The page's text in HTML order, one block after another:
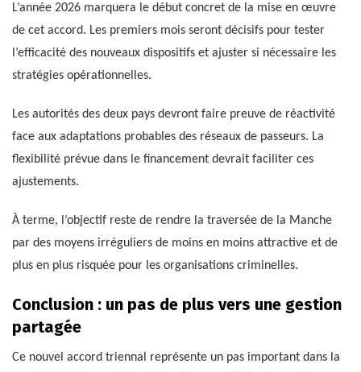
L’année 2026 marquera le début concret de la mise en œuvre
de cet accord. Les premiers mois seront décisifs pour tester
l’efficacité des nouveaux dispositifs et ajuster si nécessaire les
stratégies opérationnelles.
Les autorités des deux pays devront faire preuve de réactivité
face aux adaptations probables des réseaux de passeurs. La
flexibilité prévue dans le financement devrait faciliter ces
ajustements.
À terme, l’objectif reste de rendre la traversée de la Manche
par des moyens irréguliers de moins en moins attractive et de
plus en plus risquée pour les organisations criminelles.
Conclusion : un pas de plus vers une gestion
partagée
Ce nouvel accord triennal représente un pas important dans la